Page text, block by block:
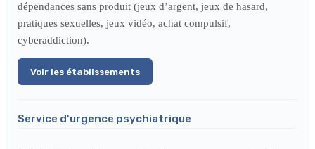
dépendances sans produit (jeux d’argent, jeux de hasard,
pratiques sexuelles, jeux vidéo, achat compulsif,
cyberaddiction).
Voir les établissements
Service d'urgence psychiatrique